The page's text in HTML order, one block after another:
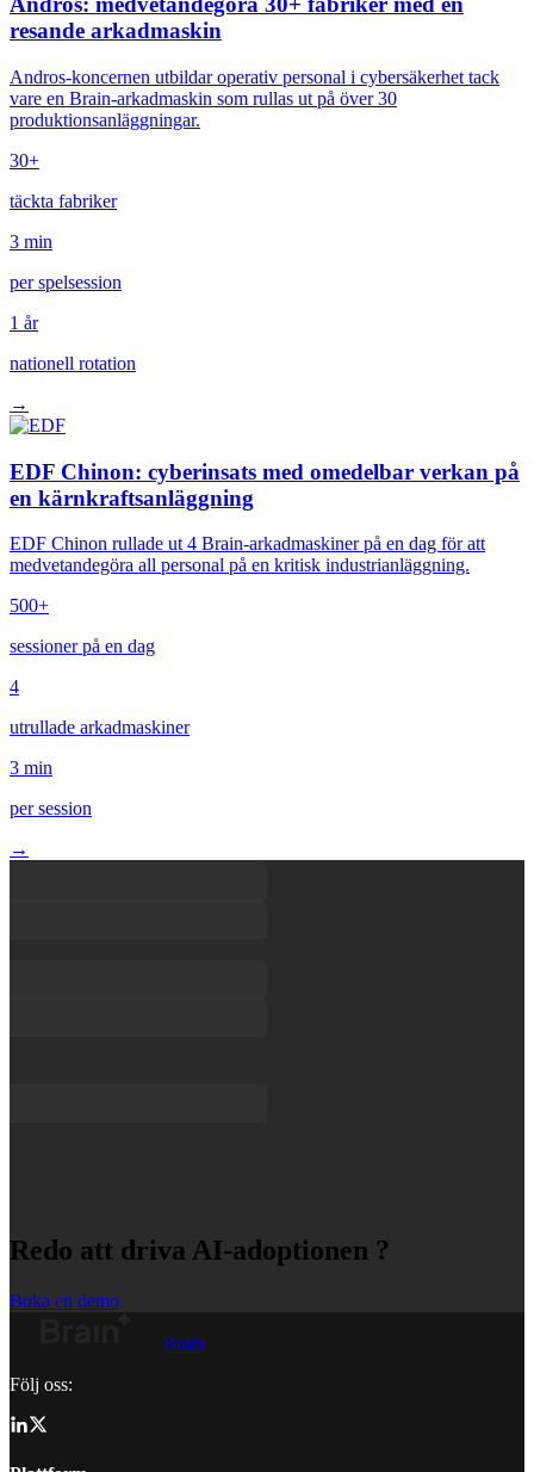
resande arkadmaskin
Andros-koncernen utbildar operativ personal i cybersäkerhet tack
vare en Brain-arkadmaskin som rullas ut på över 30
produktionsanläggningar.
30+
täckta fabriker
3 min
per spelsession
1 år
nationell rotation
→
EDF Chinon: cyberinsats med omedelbar verkan på
en kärnkraftsanläggning
EDF Chinon rullade ut 4 Brain-arkadmaskiner på en dag för att
medvetandegöra all personal på en kritisk industrianläggning.
500+
sessioner på en dag
4
utrullade arkadmaskiner
3 min
per session
→
Redo att driva AI-adoptionen ?
Boka en demo
Brain
Följ oss: